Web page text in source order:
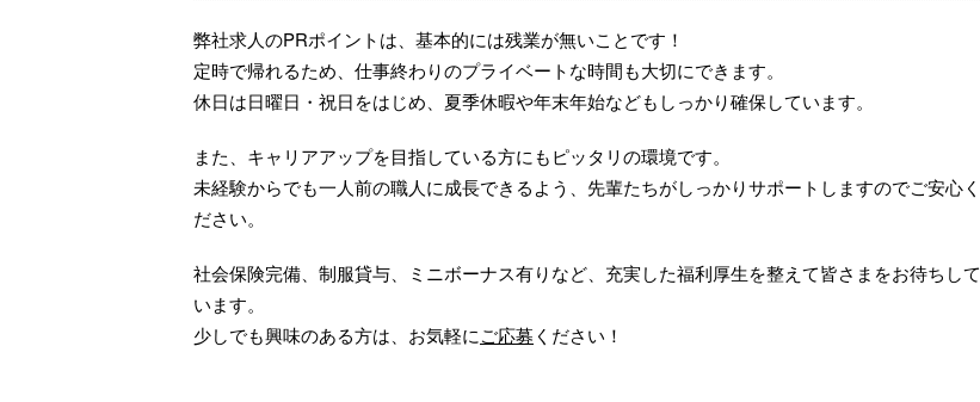
弊社求人のPRポイントは、基本的には残業が無いことです！
定時で帰れるため、仕事終わりのプライベートな時間も大切にできます。
休日は日曜日・祝日をはじめ、夏季休暇や年末年始などもしっかり確保しています。
また、キャリアアップを目指している方にもピッタリの環境です。
未経験からでも一人前の職人に成長できるよう、先輩たちがしっかりサポートしますのでご安心く
ださい。
社会保険完備、制服貸与、ミニボーナス有りなど、充実した福利厚生を整えて皆さまをお待ちして
います。
少しでも興味のある方は、お気軽にご応募 ください！